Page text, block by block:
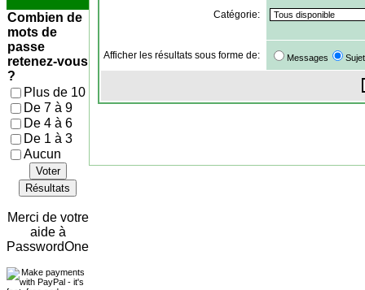
Combien de
mots de
passe
retenez-vous
?
Plus de 10
De 7 à 9
De 4 à 6
De 1 à 3
Aucun
Voter
Résultats
Merci de votre
aide à
PasswordOne
Catégorie:
Afficher les résultats sous forme de: Messages